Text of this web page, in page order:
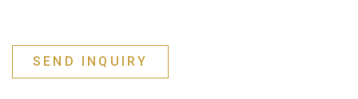
SEND INQUIRY